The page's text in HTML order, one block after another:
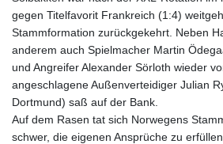
gegen Titelfavorit Frankreich (1:4)
Stammformation zurückgekehrt. Neben
anderem auch Spielmacher Martin
und Angreifer Alexander Sörloth wieder
angeschlagene Außenverteidiger Julian
Dortmund) saß auf der Bank.
Auf dem Rasen tat sich Norwegens
schwer, die eigenen Ansprüche zu